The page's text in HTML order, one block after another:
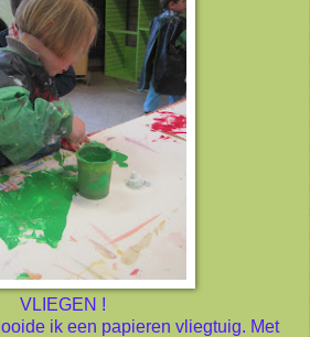
VLIEGEN !
ik een papieren vliegtuig. Met